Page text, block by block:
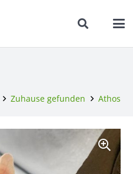
Zuhause gefunden Athos